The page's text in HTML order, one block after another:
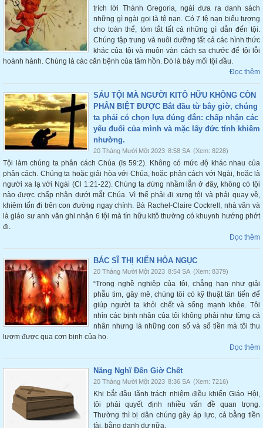
trích lời Thánh Gregoria, ngài đưa ra danh sách
những gì ngài gọi là tệ nạn. Có 7 tệ nạn biểu tượng
cho toàn thể, tóm tắt tất cả những gì dẫn đến tội.
Chúng tập trung và nuôi dưỡng tất cả các hình thức
khác của tội và muôn vàn cách sa chước để tội lỗi
hoành hành. Chúng là các căn bệnh của tâm hồn. Đó là bảy mối tội đầu.
Đọc thêm
SÁU TỘI MÀ NGƯỜI KITÔ HỮU KHÔNG CÒN
PHÂN BIỆT ĐƯỢC Bắt đầu từ bây giờ, chúng
ta phải có chọn lựa đúng đắn: chấp nhận các
yếu đuối của mình và mặc lấy đức tính khiêm
nhường.
20 Tháng Mười Một 2023 8:58 SA (Xem: 8228)
Tội làm chúng ta phân cách Chúa (Is 59:2). Không có mức độ khác nhau của
phân cách. Chúng ta hoặc giải hòa với Chúa, hoặc phân cách với Ngài, hoặc là
người xa lạ với Ngài (Cl 1:21-22). Chúng ta đừng nhầm lẫn ở đây, không có tội
nào được chấp nhận dưới mắt Chúa. Vì thế phải đi xưng tội và phải quay về,
khiêm tốn đi trên con đường ngay chính. Bà Rachel-Claire Cockrell, nhà văn và
là giáo sư anh văn ghi nhận 6 tội mà tín hữu kitô thường có khuynh hướng phớt
đi.
Đọc thêm
BÁC SĨ THỊ KIẾN HỎA NGỤC
20 Tháng Mười Một 2023 8:54 SA (Xem: 8379)
“Trong nghề nghiệp của tôi, chẳng hạn như giải
phẫu tim, gây mê, chúng tôi có kỹ thuật tân tiến để
giúp người ta khỏi chết và sống mạnh khỏe. Tôi
nhìn các bịnh nhân của tôi không phải như từng cá
nhân nhưng là những con số và số tiền mà tôi thu
lượm được qua cơn bịnh của họ.
Đọc thêm
Năng Nghĩ Đến Giờ Chết
20 Tháng Mười Một 2023 8:36 SA (Xem: 7216)
Khi bắt đầu lãnh trách nhiệm điều khiển Giáo Hội,
tôi phải quyết định nhiều vấn đề quan trọng.
Thường thì bị dân chúng gây áp lực, cả bằng tiền
tài, bằng danh dự nữa.